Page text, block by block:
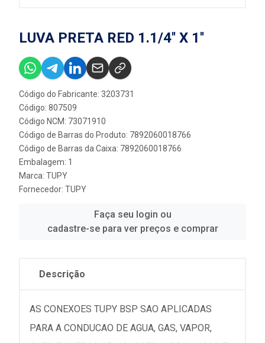
LUVA PRETA RED 1.1/4'' X 1''
Código do Fabricante: 3203731
Código: 807509
Código NCM: 73071910
Código de Barras do Produto: 7892060018766
Código de Barras da Caixa: 7892060018766
Embalagem: 1
Marca: TUPY
Fornecedor: TUPY
Faça seu login ou
cadastre-se para ver preços e comprar
Descrição
AS CONEXOES TUPY BSP SAO APLICADAS
PARA A CONDUCAO DE AGUA, GAS, VAPOR,